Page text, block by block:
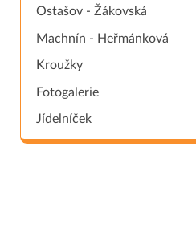
Ostašov - Žákovská
Machnín - Heřmánková
Kroužky
Fotogalerie
Jídelníček